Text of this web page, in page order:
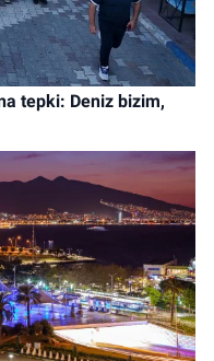
tepki: Deniz bizim,